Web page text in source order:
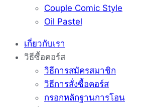
Couple Comic Style
Oil Pastel
เกี่ยวกับเรา
วิธีซื้อคอร์ส
วิธีการสมัครสมาชิก
วิธีการสั่งซื้อคอร์ส
กรอกหลักฐานการโอน